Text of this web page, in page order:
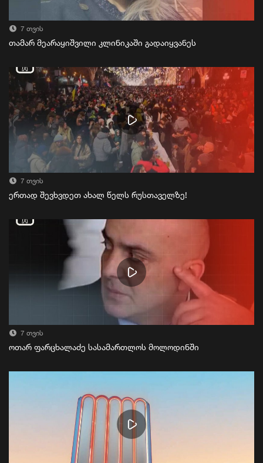
7 თვის
თამარ მეარაყიშვილი კლინიკაში გადაიყვანეს
7 თვის
ერთად შევხვდეთ ახალ წელს რუსთაველზე!
7 თვის
ოთარ ფარცხალაძე სასამართლოს მოლოდინში